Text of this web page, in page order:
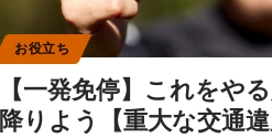
お役立ち
【一発免停】これをや
降りよう【重大な交通違